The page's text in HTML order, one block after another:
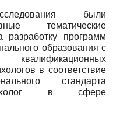
были
тематические
разработку программ
образования с
в соответствие
стандарта
в сфере